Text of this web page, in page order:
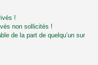
!
non sollicités !
de la part de quelqu’un sur